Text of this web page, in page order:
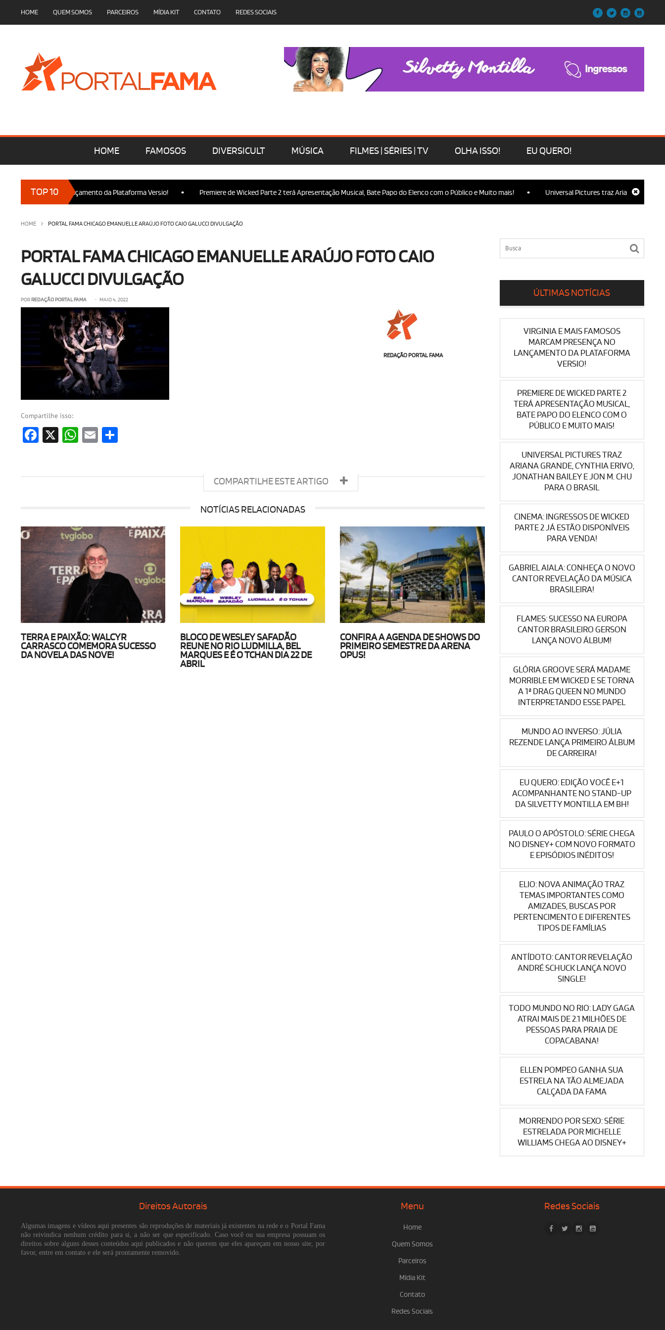
HOME QUEM SOMOS PARCEIROS MÍDIA KIT CONTATO REDES SOCIAIS
HOME FAMOSOS DIVERSICULT MÚSICA FILMES | SÉRIES | TV OLHA ISSO! EU QUERO!
TOP 10
presença no Lançamento da Plataforma Versio! • Premiere de Wicked Parte 2 terá Apresentação Musical, Bate Papo do Elenco com o Público e Muito mais! • Universal Pictures traz Ariana Grande,
HOME PORTAL FAMA CHICAGO EMANUELLE ARAÚJO FOTO CAIO GALUCCI DIVULGAÇÃO
PORTAL FAMA CHICAGO EMANUELLE ARAÚJO FOTO CAIO
GALUCCI DIVULGAÇÃO
POR REDAÇÃO PORTAL FAMA • MAIO 4, 2022
REDAÇÃO PORTAL FAMA
Compartilhe isso:
Facebook
X WhatsApp
Email
COMPARTILHE ESTE ARTIGO
NOTÍCIAS RELACIONADAS
TERRA E PAIXÃO: WALCYR
CARRASCO COMEMORA SUCESSO
DA NOVELA DAS NOVE!
BLOCO DE WESLEY SAFADÃO
REUNE NO RIO LUDMILLA, BEL
MARQUES E É O TCHAN DIA 22 DE
ABRIL
CONFIRA A AGENDA DE SHOWS DO
PRIMEIRO SEMESTRE DA ARENA
OPUS!
ÚLTIMAS NOTÍCIAS
VIRGINIA E MAIS FAMOSOS
MARCAM PRESENÇA NO
LANÇAMENTO DA PLATAFORMA
VERSIO!
PREMIERE DE WICKED PARTE 2
TERÁ APRESENTAÇÃO MUSICAL,
BATE PAPO DO ELENCO COM O
PÚBLICO E MUITO MAIS!
UNIVERSAL PICTURES TRAZ
ARIANA GRANDE, CYNTHIA ERIVO,
JONATHAN BAILEY E JON M. CHU
PARA O BRASIL
CINEMA: INGRESSOS DE WICKED
PARTE 2 JÁ ESTÃO DISPONÍVEIS
PARA VENDA!
GABRIEL AIALA: CONHEÇA O NOVO
CANTOR REVELAÇÃO DA MÚSICA
BRASILEIRA!
FLAMES: SUCESSO NA EUROPA
CANTOR BRASILEIRO GERSON
LANÇA NOVO ÁLBUM!
GLÓRIA GROOVE SERÁ MADAME
MORRIBLE EM WICKED E SE TORNA
A 1ª DRAG QUEEN NO MUNDO
INTERPRETANDO ESSE PAPEL
MUNDO AO INVERSO: JÚLIA
REZENDE LANÇA PRIMEIRO ÁLBUM
DE CARREIRA!
EU QUERO: EDIÇÃO VOCÊ E+1
ACOMPANHANTE NO STAND-UP
DA SILVETTY MONTILLA EM BH!
PAULO O APÓSTOLO: SÉRIE CHEGA
NO DISNEY+ COM NOVO FORMATO
E EPISÓDIOS INÉDITOS!
ELIO: NOVA ANIMAÇÃO TRAZ
TEMAS IMPORTANTES COMO
AMIZADES, BUSCAS POR
PERTENCIMENTO E DIFERENTES
TIPOS DE FAMÍLIAS
ANTÍDOTO: CANTOR REVELAÇÃO
ANDRÉ SCHUCK LANÇA NOVO
SINGLE!
TODO MUNDO NO RIO: LADY GAGA
ATRAI MAIS DE 2.1 MILHÕES DE
PESSOAS PARA PRAIA DE
COPACABANA!
ELLEN POMPEO GANHA SUA
ESTRELA NA TÃO ALMEJADA
CALÇADA DA FAMA
MORRENDO POR SEXO: SÉRIE
ESTRELADA POR MICHELLE
WILLIAMS CHEGA AO DISNEY+
Direitos Autorais
Algumas imagens e vídeos aqui presentes são reproduções de materiais já existentes na rede e o Portal Fama
não reivindica nenhum crédito para si, a não ser que especificado. Caso você ou sua empresa possuam os
direitos sobre alguns desses conteúdos aqui publicados e não querem que eles apareçam em nosso site, por
favor, entre em contato e ele será prontamente removido.
Menu
Home
Quem Somos
Parceiros
Mídia Kit
Contato
Redes Sociais
Redes Sociais